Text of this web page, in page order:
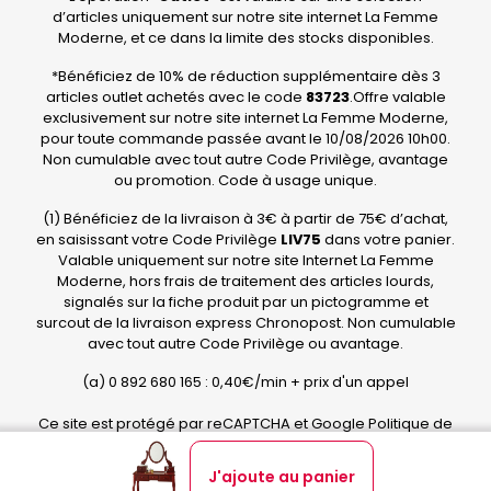
J'ajoute au panier
1/5
Avis vérifié
demande le remboursement
Avis du 07/08/2021 , suite à une expérience du08/07/2021 par
A.A.
4/5
Avis vérifié
Montage facile car pas de petits morceaux
Avis du20/10/2019 , suite à une expérience du05/10/2019 parA.A.
Utile(1) Signaler
d’articles uniquement sur notre site internet La Femme
Moderne, et ce dans la limite des stocks disponibles.
*Bénéficiez de 10% de réduction supplémentaire dès 3
articles outlet achetés avec le code 83723.Offre valable
exclusivement sur notre site internet La Femme Moderne,
pour toute commande passée avant le 10/08/2026 10h00.
Non cumulable avec tout autre Code Privilège, avantage
ou promotion. Code à usage unique.
(1) Bénéficiez de la livraison à 3€ à partir de 75€ d’achat,
en saisissant votre Code Privilège LIV75 dans votre panier.
Valable uniquement sur notre site Internet La Femme
Moderne, hors frais de traitement des articles lourds,
signalés sur la fiche produit par un pictogramme et
surcout de la livraison express Chronopost. Non cumulable
avec tout autre Code Privilège ou avantage.
(a) 0 892 680 165 : 0,40€/min + prix d'un appel
Ce site est protégé par reCAPTCHA et Google Politique de
confidentialitéetConditions d'utilisation
Copyright © La Femme Moderne - Tous droits réservés.